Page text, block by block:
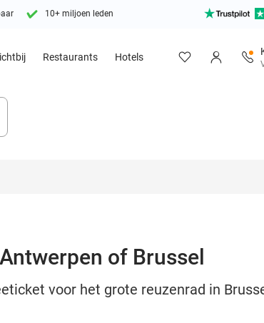
10+ miljoen leden
Restaurants Hotels
of Brussel
voor het grote reuzenrad in